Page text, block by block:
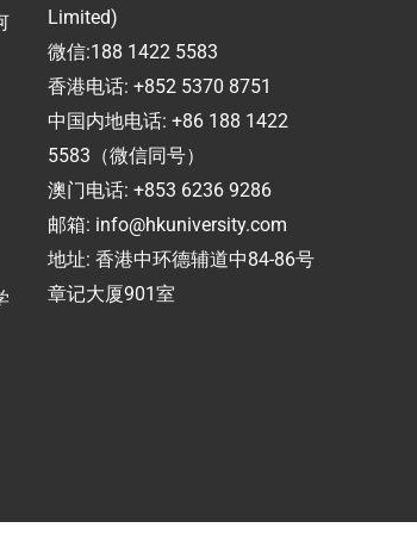
Limited)
微信:188 1422 5583
香港电话: +852 5370 8751
中国内地电话: +86 188 1422
5583（微信同号）
澳门电话: +853 6236 9286
邮箱: info@hkuniversity.com
地址: 香港中环德辅道中84-86号
章记大厦901室